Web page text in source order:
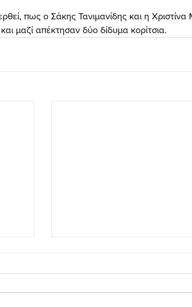
πως ο Σάκης Τανιμανίδης και η
μαζί απέκτησαν δύο δίδυμα κορίτσια.